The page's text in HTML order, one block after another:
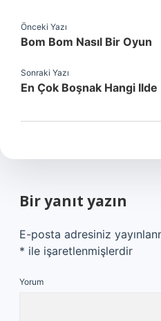
Önceki Yazı
Bom Bom Nasıl Bir Oyun
Sonraki Yazı
En Çok Boşnak Hangi Ilde
Bir yanıt yazın
E-posta adresiniz
* ile işaretlenmişlerdir
Yorum